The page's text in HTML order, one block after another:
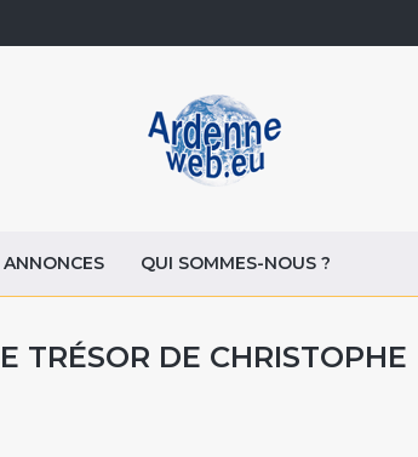
QUI SOMMES-NOUS ?
TRÉSOR DE CHRISTOPHE